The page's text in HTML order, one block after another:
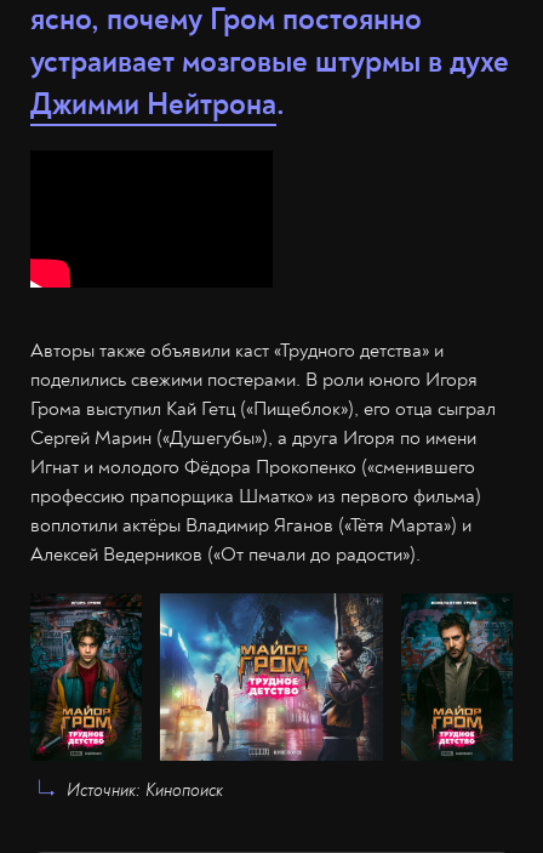
ясно, почему Гром постоянно
устраивает мозговые штурмы в духе
Джимми Нейтрона.
Авторы также объявили каст «Трудного детства» и
поделились свежими постерами. В роли юного Игоря
Грома выступил Кай Гетц («Пищеблок»), его отца сыграл
Сергей Марин («Душегубы»), а друга Игоря по имени
Игнат и молодого Фёдора Прокопенко («сменившего
профессию прапорщика Шматко» из первого фильма)
воплотили актёры Владимир Яганов («Тётя Марта») и
Алексей Ведерников («От печали до радости»).
Источник: Кинопоиск